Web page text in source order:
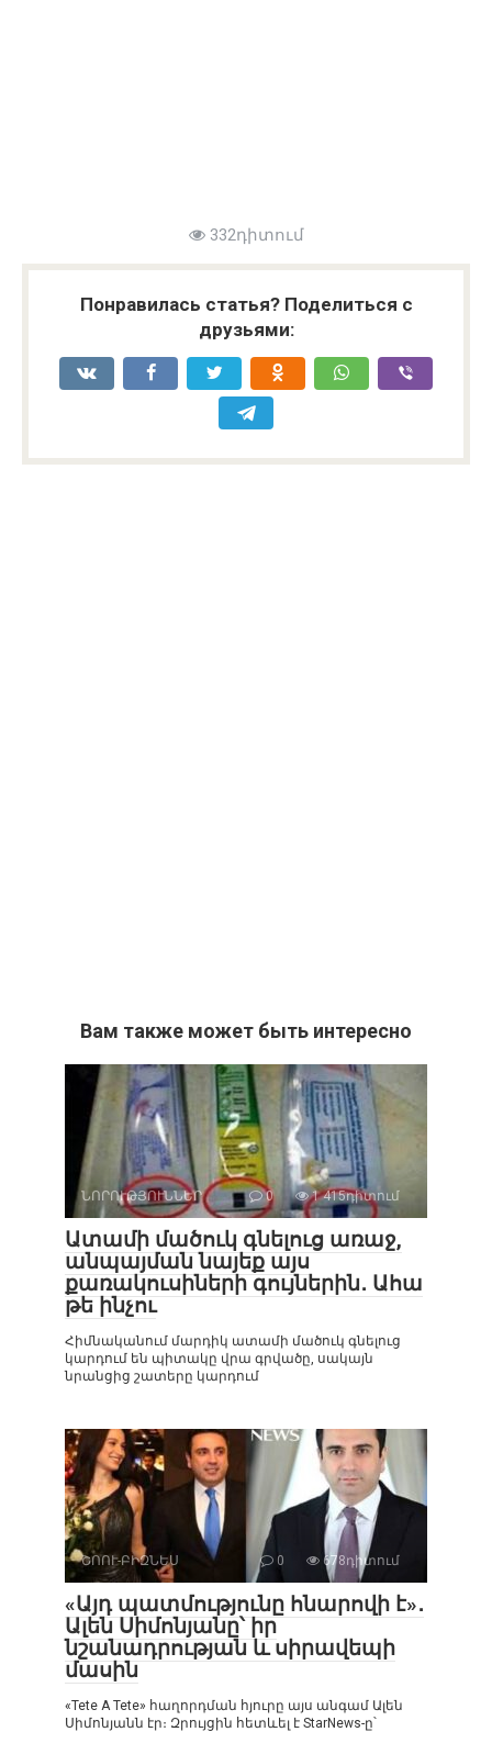
332դիտում
Понравилась статья? Поделиться с
друзьями:
Вам также может быть интересно
ՆՈՐՈՒԹՅՈՒՆՆԵՐ 0 1 415դիտում
Ատամի մածուկ գնելուց առաջ,
անպայման նայեք այս
քառակուսիների գույներին․ Ահա
թե ինչու
Հիմնականում մարդիկ ատամի մածուկ գնելուց
կարդում են պիտակը վրա գրվածը, սակայն
նրանցից շատերը կարդում
ՇՈՈՒ-ԲԻԶՆԵՍ 0 678դիտում
«Այդ պատմությունը հնարովի է»․
Ալեն Սիմոնյանը՝ իր
նշանադրության և սիրավեպի
մասին
«Tete A Tete» հաղորդման հյուրը այս անգամ Ալեն
Սիմոնյանն էր։ Զրույցին հետևել է StarNews-ը՝